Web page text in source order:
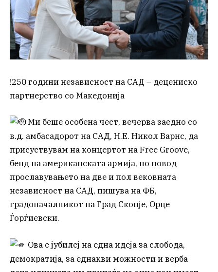
!250 години независност на САД – децениско
партнерство со Македонија
Ми беше особена чест, вечерва заедно со
в.д. амбасадорот на САД, Н.Е. Никол Варнс, да
присуствувам на концертот на Free Groove,
бенд на американската армија, по повод
прославувањето на две и пол вековната
независност на САД, пишува на ФБ,
градоначалникот на Град Скопје, Орце
Ѓорѓиевски.
Ова е јубилеј на една идеја за слобода,
демократија, за еднакви можности и верба